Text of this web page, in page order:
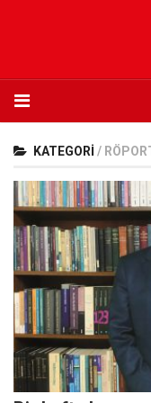
Künye
İletişim
Abone olmak
Satış noktası
Eksik sayıların
Sosyal Medya
Twitter
KATEGORI /